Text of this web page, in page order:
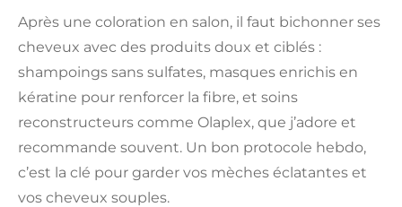
Après une coloration en salon, il faut bichonner ses
cheveux avec des produits doux et ciblés :
shampoings sans sulfates, masques enrichis en
kératine pour renforcer la fibre, et soins
reconstructeurs comme Olaplex, que j’adore et
recommande souvent. Un bon protocole hebdo,
c’est la clé pour garder vos mèches éclatantes et
vos cheveux souples.